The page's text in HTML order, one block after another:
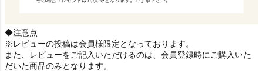
◆注意点
※レビューの投稿は会員様限定となっております。
また、レビューをご記入いただけるのは、会員登録時にご購入いた
だいた商品のみとなります。